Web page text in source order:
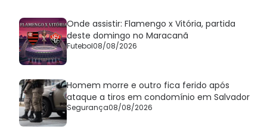
Onde assistir: Flamengo x Vitória, partida
deste domingo no Maracanã
Futebol08/08/2026
Homem morre e outro fica ferido após
ataque a tiros em condomínio em Salvador
Segurança08/08/2026